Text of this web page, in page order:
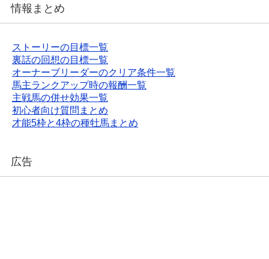
情報まとめ
ストーリーの目標一覧
裏話の回想の目標一覧
オーナーブリーダーのクリア条件一覧
馬主ランクアップ時の報酬一覧
主戦馬の併せ効果一覧
初心者向け質問まとめ
才能5枠と4枠の種牡馬まとめ
広告